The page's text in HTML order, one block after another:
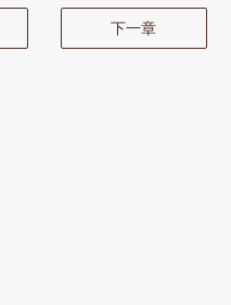
下一章